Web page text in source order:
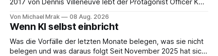
2017 von Dennis Villeneuve lebt der Protagonist Officer K
Big Tech Unternehmen Wallace, der Nachfolgeunternehmen
der Tyrell Cooperation welche man aus dem ersten Blade
Runner Film aus dem Jahr 1982 kennt. Joi
Von Michael Mrak 08 Aug. 2026
Wenn KI selbst einbricht
Was die Vorfälle der letzten Monate belegen, was sie nicht
belegen und was daraus folgt Seit November 2025 hat sich